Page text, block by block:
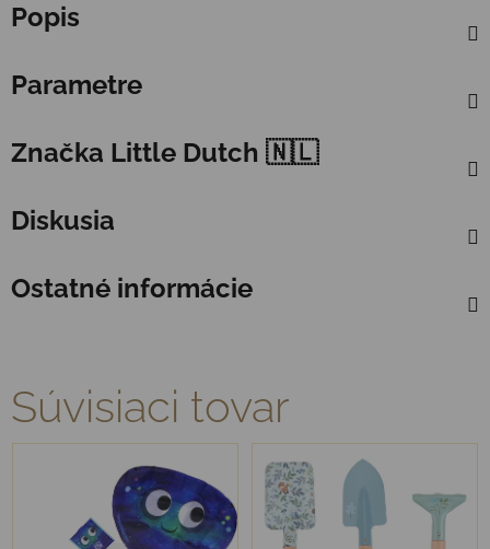
Popis
Parametre
Značka Little Dutch 🇳🇱
Diskusia
Ostatné informácie
Súvisiaci tovar